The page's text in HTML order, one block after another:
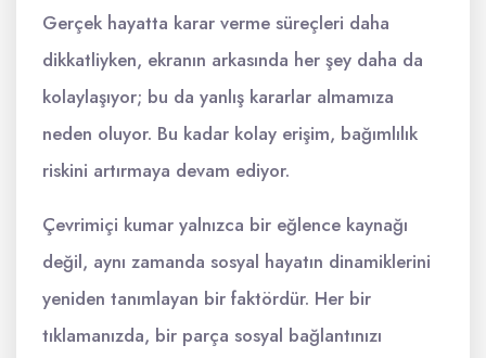
Gerçek hayatta karar verme süreçleri daha
dikkatliyken, ekranın arkasında her şey daha da
kolaylaşıyor; bu da yanlış kararlar almamıza
neden oluyor. Bu kadar kolay erişim, bağımlılık
riskini artırmaya devam ediyor.
Çevrimiçi kumar yalnızca bir eğlence kaynağı
değil, aynı zamanda sosyal hayatın dinamiklerini
yeniden tanımlayan bir faktördür. Her bir
tıklamanızda, bir parça sosyal bağlantınızı